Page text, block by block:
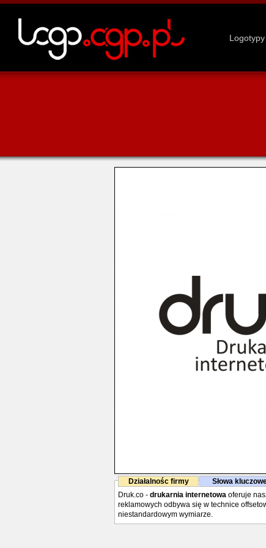
Logotypy
Działalnośc firmy Słowa
Druk.co - drukarnia internetowa oferuje
reklamowych odbywa się w technice
niestandardowym wymiarze.